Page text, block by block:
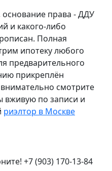
основание права - ДДУ
и какого-либо
Полная
ипотеку любого
предварительного
прикреплён
смотрите
вживую по записи и
риэлтор в Москве
+7 (903) 170-13-84